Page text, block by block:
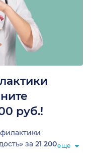
руб.!
за 21 200еще